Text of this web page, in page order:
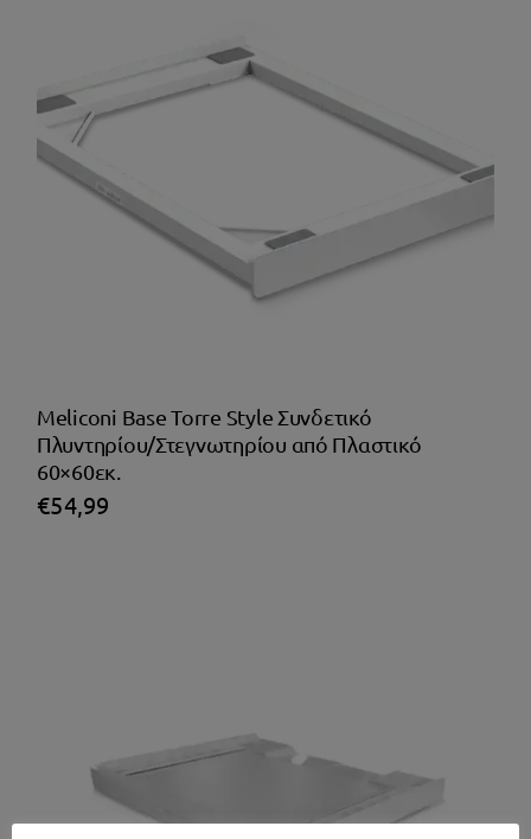
Meliconi Base Torre Style Συνδετικό
Πλυντηρίου/Στεγνωτηρίου από Πλαστικό
60×60εκ.
€54,99